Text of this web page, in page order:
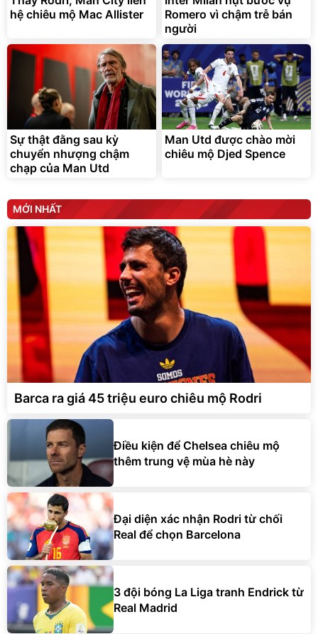
hệ chiêu mộ Mac Allister
Romero vì chậm trễ bán
người
Sự thật đằng sau kỳ
chuyển nhượng chậm
chạp của Man Utd
Man Utd được chào mời
chiêu mộ Djed Spence
MỚI NHẤT
Barca ra giá 45 triệu euro chiêu mộ Rodri
Điều kiện để Chelsea chiêu mộ
thêm trung vệ mùa hè này
Đại diện xác nhận Rodri từ chối
Real để chọn Barcelona
3 đội bóng La Liga tranh Endrick từ
Real Madrid